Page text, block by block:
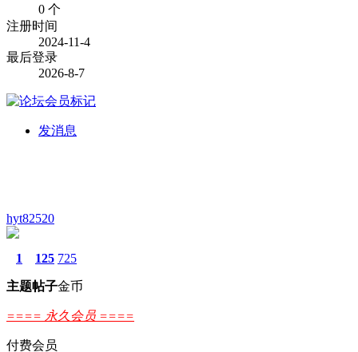
0 个
注册时间
2024-11-4
最后登录
2026-8-7
发消息
hyt82520
1
主题
125
帖子
725
金币
==== 永久会员 ====
付费会员